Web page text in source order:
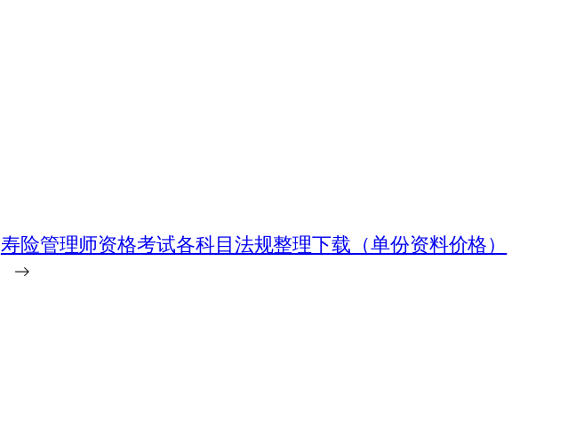
寿险管理师资格考试各科目法规整理下载（单份资料价格）
→